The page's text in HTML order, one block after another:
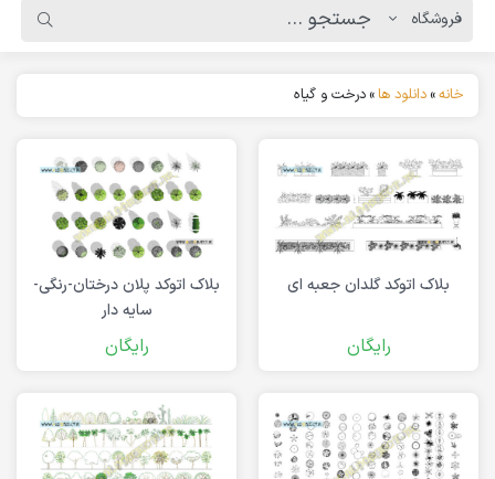
خانه»دانلود ها»درخت و گیاه
بلاک اتوکد گلدان جعبه ای
رایگان
بلاک اتوکد پلان درختان-رنگی-
سایه دار
رایگان